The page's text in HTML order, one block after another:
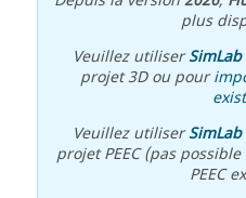
plus
Veuillez utiliserSimLab
projet 3D ou pour
Veuillez utiliserSimLab
projet PEEC (pas
PEEC